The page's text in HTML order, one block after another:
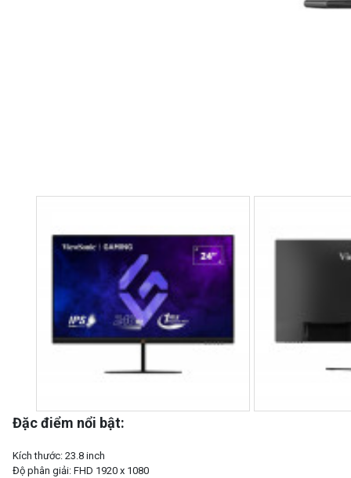
Đặc điểm nổi bật:
Kích thước: 23.8 inch
Độ phân giải: FHD 1920 x 1080